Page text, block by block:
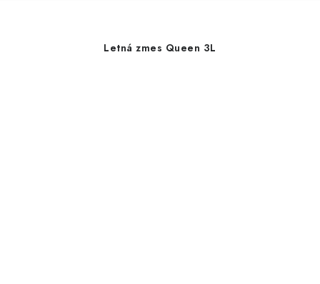
Letná zmes Queen 3L